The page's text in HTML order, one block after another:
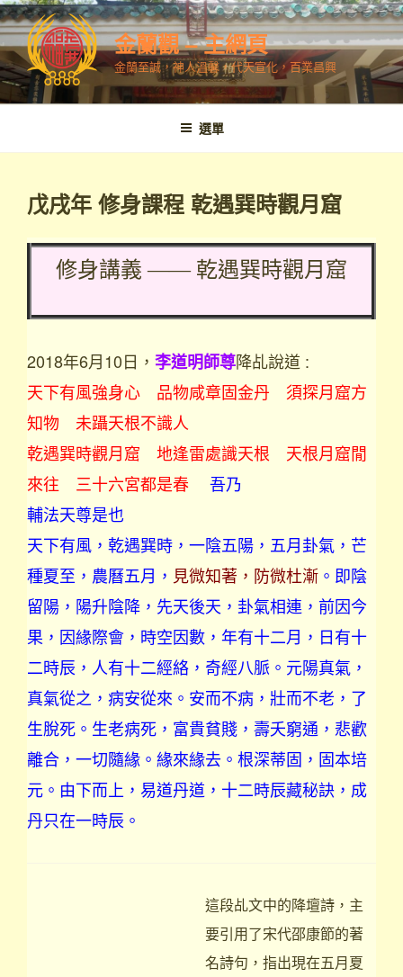
跳
至
內
容
金蘭觀 – 主網頁
金蘭至誠，神人溫馨，代天宣化，百業昌興
選單
戊戌年 修身課程 乾遇巽時觀月窟
修身講義 —— 乾遇巽時觀月窟
2018年6月10日， 李道明師尊降乩說道 :
天下有風強身心 品物咸章固金丹 須探月窟方
知物 未躡天根不識人
乾遇巽時觀月窟 地逢雷處識天根 天根月窟閒
來往 三十六宮都是春 吾乃
輔法天尊是也
天下有風，乾遇巽時，一陰五陽，五月卦氣，芒
種夏至，農曆五月， 見微知著，防微杜漸 。即陰
留陽，陽升陰降，先天後天，卦氣相連，前因今
果，因緣際會，時空因數，年有十二月，日有十
二時辰，人有十二經絡，奇經八脈。元陽真氣，
真氣從之，病安從來。安而不病，壯而不老，了
生脫死。生老病死，富貴貧賤，壽夭窮通，悲歡
離合，一切隨緣。緣來緣去。根深蒂固，固本培
元。由下而上，易道丹道，十二時辰藏秘訣，成
丹只在一時辰。
這段乩文中的降壇詩，主
要引用了宋代邵康節的著
名詩句，指出現在五月夏